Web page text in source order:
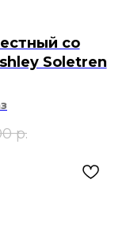
со
Soletren
р.